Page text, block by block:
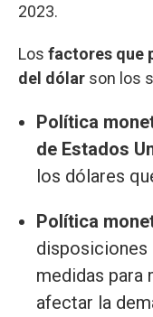
2023.
Los factores que
del dólar son los
Política
de Estados
los dólares
Política
disposiciones
medidas para
afectar la